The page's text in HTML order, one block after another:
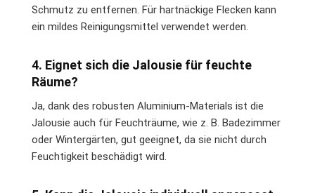
Schmutz zu entfernen. Für hartnäckige Flecken kann
ein mildes Reinigungsmittel verwendet werden.
4. Eignet sich die Jalousie für feuchte
Räume?
Ja, dank des robusten Aluminium-Materials ist die
Jalousie auch für Feuchträume, wie z. B. Badezimmer
oder Wintergärten, gut geeignet, da sie nicht durch
Feuchtigkeit beschädigt wird.